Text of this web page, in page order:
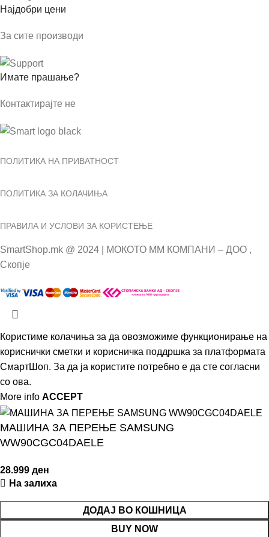
Најдобри цени
За сите производи
Имате прашање?
Контактирајте не
ПОЛИТИКА НА ПРИВАТНОСТ
ПОЛИТИКА ЗА КОЛАЧИЊА
ПРАВИЛА И УСЛОВИ ЗА КОРИСТЕЊЕ
SmartShop.mk @ 2024 | МОКОТО ММ КОМПАНИ – ДОО ,
Скопје
Користиме колачиња за да овозможиме функционирање на
кориснички сметки и корисничка поддршка за платформата
СмартШоп. За да ја користите потребно е да сте согласни
со ова.
More info ACCEPT
МАШИНА ЗА ПЕРЕЊЕ SAMSUNG
WW90CGC04DAELE
28.999 ден
На залиха
ДОДАЈ ВО КОШНИЦА
BUY NOW